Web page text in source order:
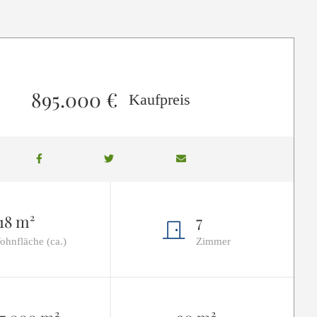
895.000 € Kaufpreis
m²
(ca.)
7
Zimmer